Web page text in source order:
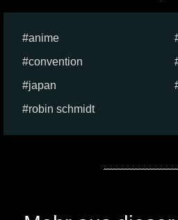
anime
convention
japan
robin schmidt